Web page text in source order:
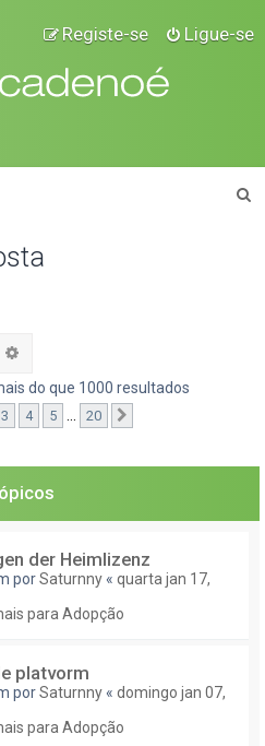
Ligue-se
Registe-se
do que 1000 resultados
3 4 5 20
der Heimlizenz
porSaturnny « quarta jan 17,
para Adopção
platvorm
porSaturnny « domingo jan 07,
para Adopção